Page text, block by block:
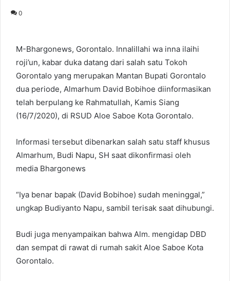
0
M-Bhargonews, Gorontalo. Innalillahi wa inna ilaihi
roji’un, kabar duka datang dari salah satu Tokoh
Gorontalo yang merupakan Mantan Bupati Gorontalo
dua periode, Almarhum David Bobihoe diinformasikan
telah berpulang ke Rahmatullah, Kamis Siang
(16/7/2020), di RSUD Aloe Saboe Kota Gorontalo.
Informasi tersebut dibenarkan salah satu staff khusus
Almarhum, Budi Napu, SH saat dikonfirmasi oleh
media Bhargonews
“Iya benar bapak (David Bobihoe) sudah meninggal,”
ungkap Budiyanto Napu, sambil terisak saat dihubungi.
Budi juga menyampaikan bahwa Alm. mengidap DBD
dan sempat di rawat di rumah sakit Aloe Saboe Kota
Gorontalo.